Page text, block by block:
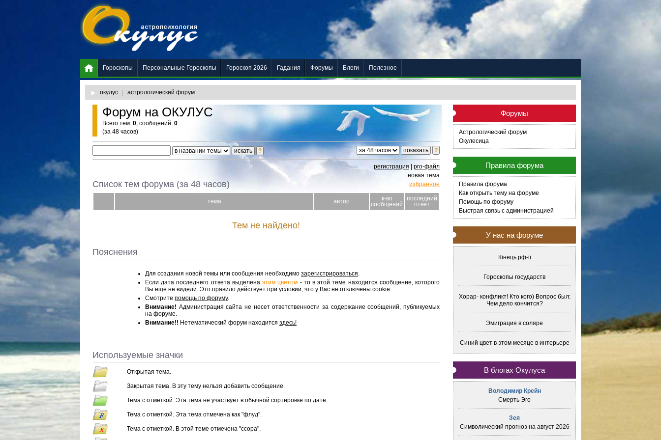
окулус астрологический форум
Форум на ОКУЛУС
Всего тем: 0, сообщений: 0
(за 48 часов)
Список тем форума (за 48 часов)
регистрация
pro-файл
новая тема
избранное
тема автор
к-во
сообщений
последний
ответ
Тем не найдено!
Пояснения
Для создания новой темы или сообщения необходимо зарегистрироваться.
Если дата последнего ответа выделенаэтим цветом - то в этой теме находится сообщение, которого
Вы еще не видели. Это правило действует при условии, что у Вас не отключены cookie.
Смотрите помощь по форуму.
Внимание! Администрация сайта не несет ответственности за содержание сообщений, публикуемых
на форуме.
Внимание!! Нетематический форум находится здесь!
Используемые значки
Открытая тема.
Закрытая тема. В эту тему нельзя добавить сообщение.
Тема с отметкой. Эта тема не участвует в обычной сортировке по дате.
Тема с отметкой. Эта тема отмечена как "флуд".
Тема с отметкой. В этой теме отмечена "ссора".
Форумы
Астрологический форум
Окулесица
Правила форума
Правила форума
Как открыть тему на форуме
Помощь по форуму
Быстрая связь с администрацией
У нас на форуме
Кінець рф-ії
Гороскопы государств
Хорар- конфликт! Кто кого) Вопрос был:
Чем дело кончится?
Эмиграция в соляре
Синий цвет в этом месяце в интерьере
В блогах Окулуса
Володимир Крейн
Смерть Эго
Зея
Символический прогноз на август 2026
Гороскопы Персональные Гороскопы Гороскоп 2026 Гадания Форумы Блоги Полезное